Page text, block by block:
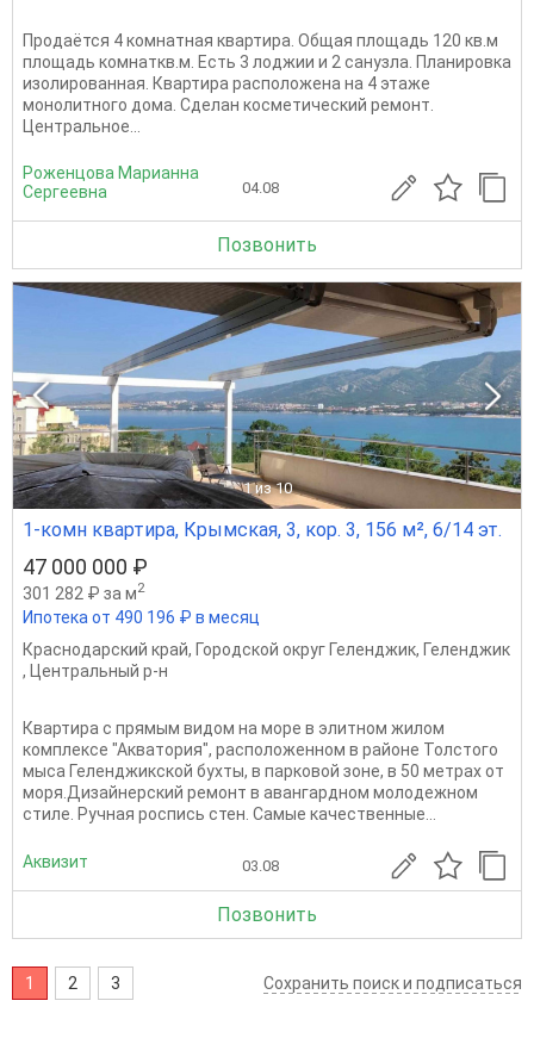
Продаётся 4 комнатная квартира. Общая площадь 120 кв.м
площадь комнаткв.м. Есть 3 лоджии и 2 санузла. Планировка
изолированная. Квартира расположена на 4 этаже
монолитного дома. Сделан косметический ремонт.
Центральное...
Роженцова Марианна
Сергеевна
04.08
Позвонить
1 из 10
1-комн квартира, Крымская, 3, кор. 3, 156 м², 6/14 эт.
47 000 000 ₽
301 282 ₽ за м2
Ипотека от 490 196 ₽ в месяц
Краснодарский край, Городской округ Геленджик, Геленджик
, Центральный р-н
Квартира с прямым видом на море в элитном жилом
комплексе "Акватория", расположенном в районе Толстого
мыса Геленджикской бухты, в парковой зоне, в 50 метрах от
моря.Дизайнерский ремонт в авангардном молодежном
стиле. Ручная роспись стен. Самые качественные...
Аквизит 03.08
Позвонить
1 2 3 Сохранить поиск и подписаться